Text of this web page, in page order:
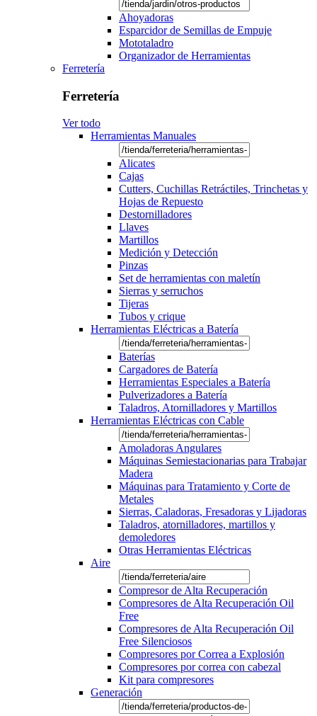
Ahoyadoras
Esparcidor de Semillas de Empuje
Mototaladro
Organizador de Herramientas
Ferretería
Ferretería
Ver todo
Herramientas Manuales
Alicates
Cajas
Cutters, Cuchillas Retráctiles, Trinchetas y
Hojas de Repuesto
Destornilladores
Llaves
Martillos
Medición y Detección
Pinzas
Set de herramientas con maletín
Sierras y serruchos
Tijeras
Tubos y crique
Herramientas Eléctricas a Batería
Baterías
Cargadores de Batería
Herramientas Especiales a Batería
Pulverizadores a Batería
Taladros, Atornilladores y Martillos
Herramientas Eléctricas con Cable
Amoladoras Angulares
Máquinas Semiestacionarias para Trabajar
Madera
Máquinas para Tratamiento y Corte de
Metales
Sierras, Caladoras, Fresadoras y Lijadoras
Taladros, atornilladores, martillos y
demoledores
Otras Herramientas Eléctricas
Aire
Compresor de Alta Recuperación
Compresores de Alta Recuperación Oil
Free
Compresores de Alta Recuperación Oil
Free Silenciosos
Compresores por Correa a Explosión
Compresores por correa con cabezal
Kit para compresores
Generación